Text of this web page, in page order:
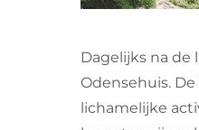
Dagelijks na
Odensehuis.
lichamelijke